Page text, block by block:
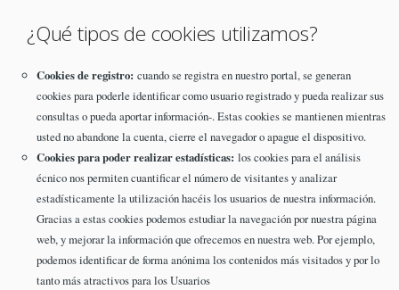
¿Qué tipos de cookies utilizamos?
Cookies de registro: cuando se registra en nuestro portal, se generan
cookies para poderle identificar como usuario registrado y pueda realizar sus
consultas o pueda aportar información-. Estas cookies se mantienen mientras
usted no abandone la cuenta, cierre el navegador o apague el dispositivo.
Cookies para poder realizar estadísticas: los cookies para el análisis
écnico nos permiten cuantificar el número de visitantes y analizar
estadísticamente la utilización hacéis los usuarios de nuestra información.
Gracias a estas cookies podemos estudiar la navegación por nuestra página
web, y mejorar la información que ofrecemos en nuestra web. Por ejemplo,
podemos identificar de forma anónima los contenidos más visitados y por lo
tanto más atractivos para los Usuarios